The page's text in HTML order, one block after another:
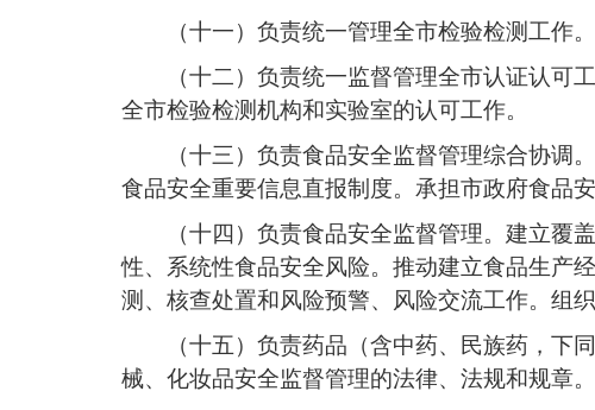
（十一）负责统一管理全市检验检测工作
（十二）负责统一监督管理全市认证认
全市检验检测机构和实验室的认可工作。
（十三）负责食品安全监督管理综合协
食品安全重要信息直报制度。承担市政府食品
（十四）负责食品安全监督管理。建立
性、系统性食品安全风险。推动建立食品生产
测、核查处置和风险预警、风险交流工作。组
（十五）负责药品（含中药、民族药，
械、化妆品安全监督管理的法律、法规和规章。